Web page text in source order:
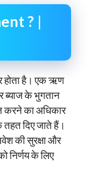
? |
होता है। एक ऋण
के भुगतान
करने का अधिकार
दिए जाते हैं।
की सुरक्षा और
निर्णय के लिए